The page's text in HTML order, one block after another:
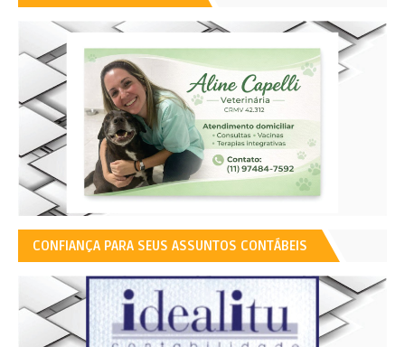
CONFIANÇA PARA SEUS ASSUNTOS CONTÁBEIS